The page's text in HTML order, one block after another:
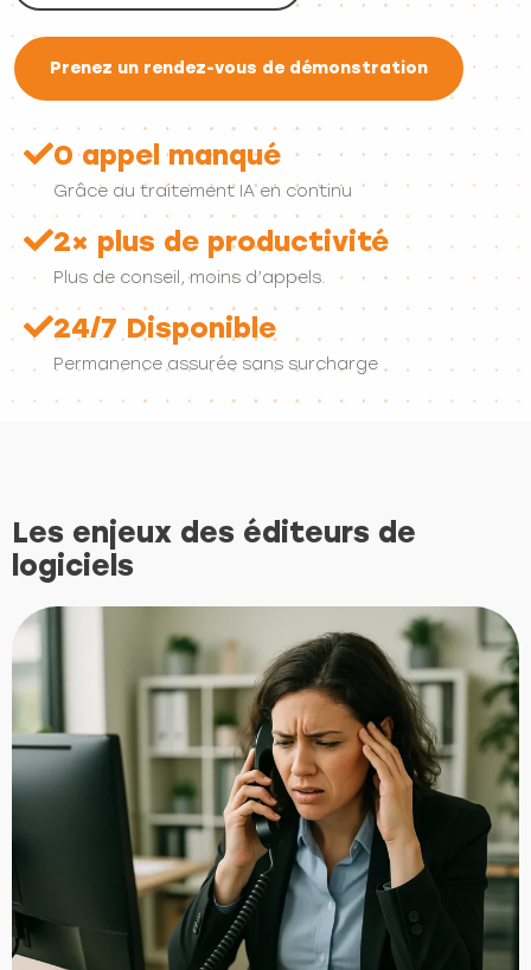
Prenez un rendez-vous de démonstration
0 appel manqué
Grâce au traitement IA en continu
2× plus de productivité
Plus de conseil, moins d’appels.
24/7 Disponible
Permanence assurée sans surcharge
Les enjeux des éditeurs de
logiciels